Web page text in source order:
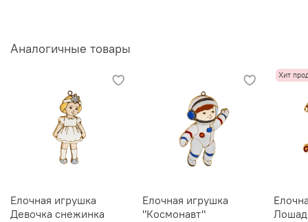
Аналогичные товары
Елочная игрушка
Девочка снежинка
Елочная игрушка
"Космонавт"
Хит